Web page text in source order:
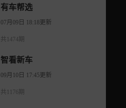
有车帮选
07月09日 18:18更新
共1474期
智看新车
09月10日 17:45更新
共1176期